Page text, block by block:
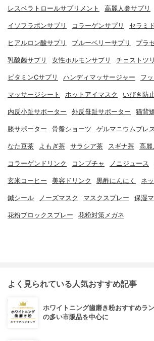
レスベラトロールサプリメント 高麗人参サプリ
イソフラボンサプリ コラーゲンサプリ セラミ
ヒアルロン酸サプリ ブルーベリーサプリ プラ
乳酸菌サプリ 女性ホルモンサプリ チェストツ
ビタミンCサプリ ハンディマッサージャー フ
マッサージシート ホットアイマスク いびき防
内反小趾サポーター 外反母趾サポーター 猫背
膝サポーター 骨盤ショーツ ゲルマニウムブレ
なた豆茶 よもぎ茶 サラシア茶 スギナ茶 高麗
コラーゲンドリンク コンブチャ ノニジュース
玄米コーヒー 美容ドリンク 黒酢にんにく ネ
鍼シール ノーズマスク マスクスプレー 保湿
花粉ブロックスプレー 花粉対策メガネ
よく見られている人気おすすめ記事
ホワイトニング歯磨き粉おすすめラ
の多い市販品を中心に